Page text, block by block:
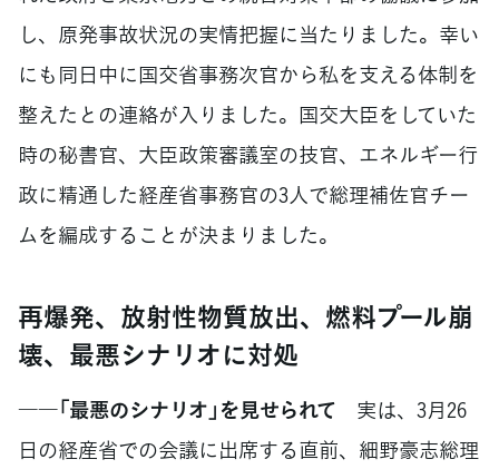
し、原発事故状況の実情把握に当たりました。幸い
にも同日中に国交省事務次官から私を支える体制を
整えたとの連絡が入りました。国交大臣をしていた
時の秘書官、大臣政策審議室の技官、エネルギー行
政に精通した経産省事務官の3人で総理補佐官チー
ムを編成することが決まりました。
再爆発、放射性物質放出、燃料プール崩
壊、最悪シナリオに対処
――「最悪のシナリオ」を見せられて 実は、3月26
日の経産省での会議に出席する直前、細野豪志総理